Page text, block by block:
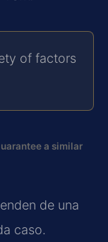
of factors
a similar
de una
caso.